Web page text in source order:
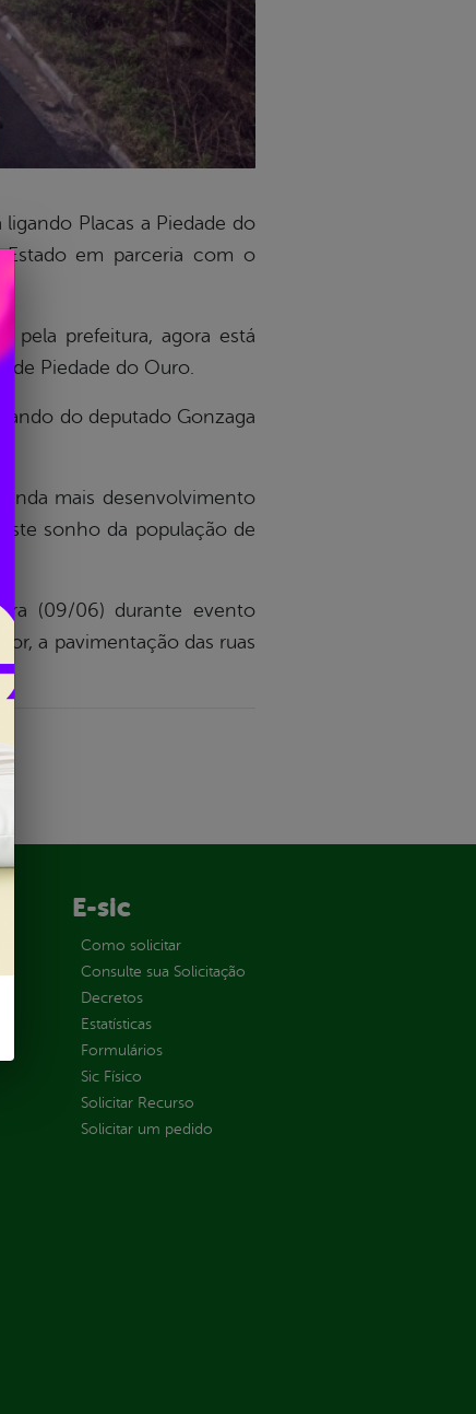
Placas a Piedade do
em parceria com o
pela prefeitura, agora está
de Piedade do Ouro.
do deputado Gonzaga
mais desenvolvimento
sonho da população de
(09/06) durante evento
a pavimentação das ruas
E-sic
Como solicitar
Consulte sua Solicitação
Decretos
Estatísticas
Formulários
Sic Físico
Solicitar Recurso
Solicitar um pedido